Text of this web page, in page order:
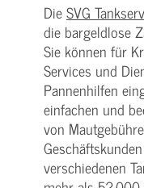
DieSVG
die bargeldlose
Sie können für
Services und
Pannenhilfen
einfachen und
von
verschiedenen